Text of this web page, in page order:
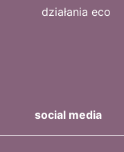
działania eco
social media